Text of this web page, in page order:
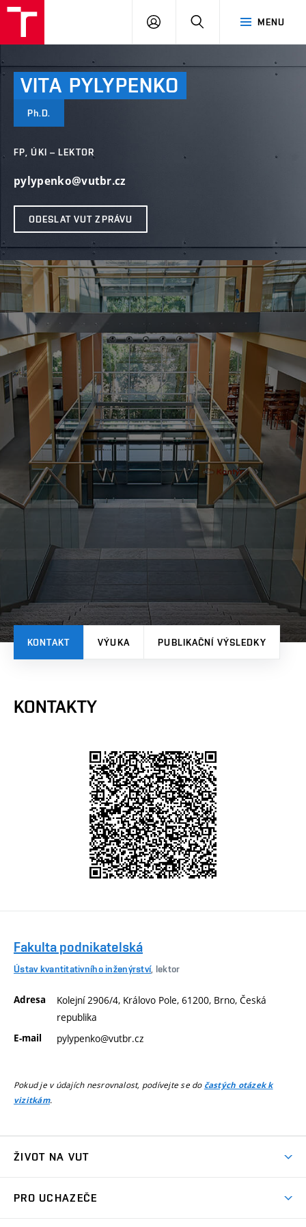
MENU
PŘIHLÁSIT
VITA PYLYPENKO
Ph.D.
FP, ÚKI – LEKTOR
pylypenko@vutbr.cz
ODESLAT VUT ZPRÁVU
KONTAKT VÝUKA PUBLIKAČNÍ VÝSLEDKY
KONTAKTY
Fakulta podnikatelská
Ústav kvantitativního inženýrství, lektor
Adresa
Kolejní 2906/4, Královo Pole, 61200, Brno, Česká
republika
E-mail pylypenko@vutbr.cz
Pokud je v údajích nesrovnalost, podívejte se do častých otázek k
vizitkám.
ŽIVOT NA VUT
PRO UCHAZEČE